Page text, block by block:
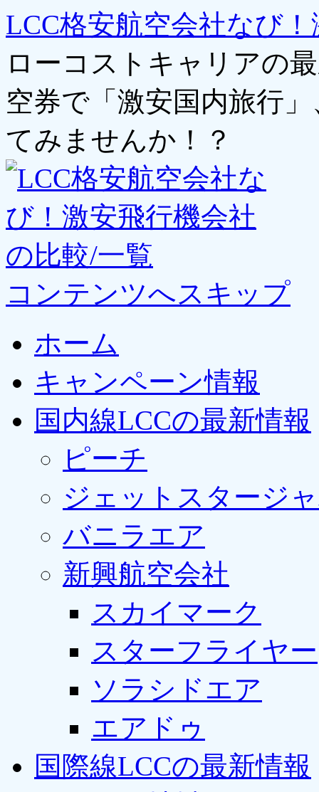
LCC格安航空会社なび
ローコストキャリアの
空券で「激安国内旅行
てみませんか！？
コンテンツへスキップ
ホーム
キャンペーン情報
国内線LCCの最新情報
ピーチ
ジェットスタージ
バニラエア
新興航空会社
スカイマーク
スターフライヤー
ソラシドエア
エアドゥ
国際線LCCの最新情報